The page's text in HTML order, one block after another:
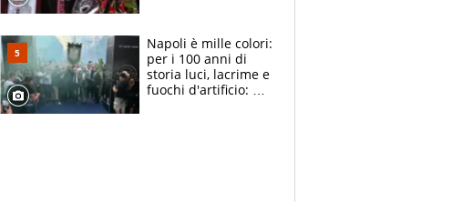
bigliettini
Napoli è mille colori:
per i 100 anni di
storia luci, lacrime e
fuochi d'artificio: De